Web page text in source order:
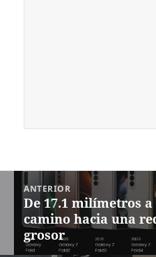
Navegación
entradas
ANTERIOR
Entrada
anterior:
De 17.1 milímetros
camino hacia una
grosor